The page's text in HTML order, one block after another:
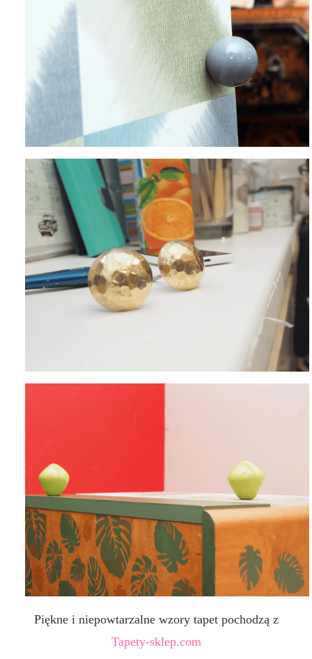
Piękne i niepowtarzalne wzory tapet pochodzą z
Tapety-sklep.com